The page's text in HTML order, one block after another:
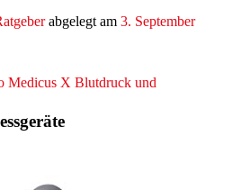
abgelegt am 3. September
Medicus X Blutdruck und